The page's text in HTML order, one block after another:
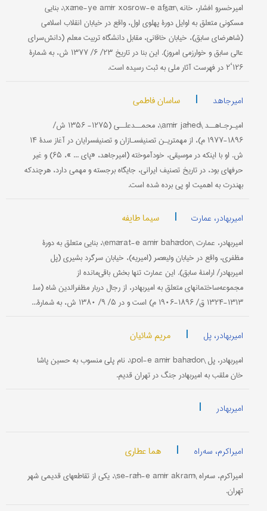
امیرخسرو افشار، خانه \xāne-ye amīr xosrow-e afšār\، بنایی
مسکونی متعلق به اوایل دورۀ پهلوی اول، واقع در خیابان انقلاب اسلامی
(شاهرضای سابق)، خیابان خاقانی، مقابل دانشگاه تربیت معلم (دانش‌سرای
عالی سابق و خوارزمی امروز). این بنا در تاریخ ۲۳/ ۶/ ۱۳۷۷ ش، به شمارۀ
۱۲۶‘۲ در فهرست آثار ملی به ثبت رسیده است.
امیرجاهد | ساسان فاطمی
امیـرجـاهــد \amīr jāhed\، محمــدعلــی (۱۲۷۵- ۱۳۵۶ ش/
۱۸۹۶-۱۹۷۷ م)، از مهم‏تریـن تصنیف‏سـازان و تصنیف‏سرایان در آغاز سدۀ ۱۴
ش. او با اینکه در موسیقی، خودآموخته (امیرجاهد، «پای ... »، ۶۵) و غیر
حرفه‏ای بود، در تاریخ تصنیف‏ ایرانی، جایگاه برجسته و مهمی دارد، هرچندکه
به‏ندرت به اهمیت او پی برده شده است.
امیربهادر، عمارت | سیما طایفه
امیربهادر، عمارت \emārat-e amīr bahādor\، بنایی متعلق به دورۀ
مظفری، واقع در خیابان ولیعصر (امیریه)، خیابان سرگرد بشیری (پل
امیربهادر/ ارامنۀ سابق). این عمارت تنها بخش باقی‌مانده از
مجموعه‌ساختمانهای متعلق به امیربهادر، از رجال دربار مظفرالدین شاه (سل‍
۱۳۱۳-۱۳۲۴ ق/ ۱۸۹۶-۱۹۰۶ م) است و در ۵/ ۹/ ۱۳۸۰ ش، به شمارۀ...
امیربهادر، پل | مریم شائیان
امیربهادر، پل \pol-e amīr bahādor\، نام پلی منسوب به حسین پاشا
خان ملقب به امیربهادر جنگ در تهران قدیم.
امیربهادر |
امیراکرم، سه‌راه | هما عطاری
امیراکرم، سه‌راه \se-rāh-e amīr akram\، یکی از تقاطعهای قدیمی شهر
تهران.